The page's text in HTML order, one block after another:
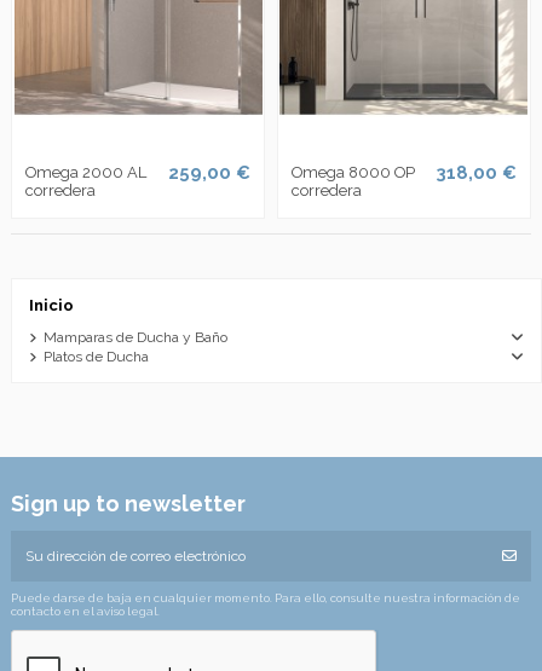
Omega 2000 AL
corredera
259,00 €
Omega 8000 OP
corredera
318,00 €
Inicio
Mamparas de Ducha y Baño
Platos de Ducha
Sign up to newsletter
Puede darse de baja en cualquier momento. Para ello, consulte nuestra información de
contacto en el aviso legal.